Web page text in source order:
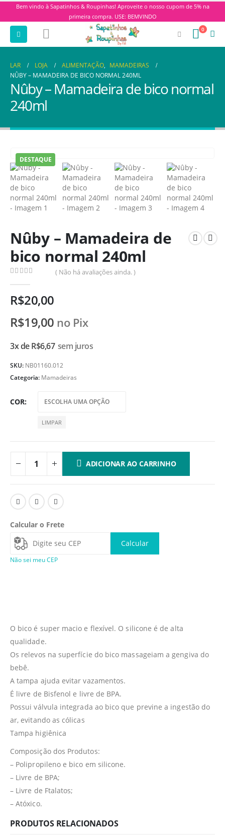
Bem vindo à Sapatinhos & Roupinhas! Aproveite o nosso cupom de 5% na
primeira compra. USE: BEMVINDO
0
LAR LOJA ALIMENTAÇÃO, MAMADEIRAS
NÛBY – MAMADEIRA DE BICO NORMAL 240ML
Nûby – Mamadeira de bico normal
240ml
DESTAQUE
Nûby – Mamadeira de
bico normal 240ml
( Não há avaliações ainda. )
R$20,00
R$19,00 no Pix
3x deR$6,67 sem juros
SKU: NB01160.012
Categoria: Mamadeiras
COR
LIMPAR
ADICIONAR AO CARRINHO
Calcular o Frete
Calcular
Não sei meu CEP
O bico é super macio e flexível. O silicone é de alta
qualidade.
Os relevos na superfície do bico massageiam a gengiva do
bebê.
A tampa ajuda evitar vazamentos.
É livre de Bisfenol e livre de BPA.
Possui válvula integrada ao bico que previne a ingestão do
ar, evitando as cólicas
Tampa higiênica
Composição dos Produtos:
– Polipropileno e bico em silicone.
– Livre de BPA;
– Livre de Ftalatos;
– Atóxico.
PRODUTOS RELACIONADOS